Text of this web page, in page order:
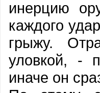
инерцию
каждого
грыжу.
уловкой, -
иначе он